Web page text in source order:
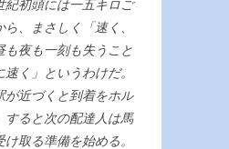
紀初頭には一五キロご
、まさしく「速く、
も夜も一刻も失うこと
く」というわけだ。
近づくと到着をホル
すると次の配達人は馬
け取る準備を始める。